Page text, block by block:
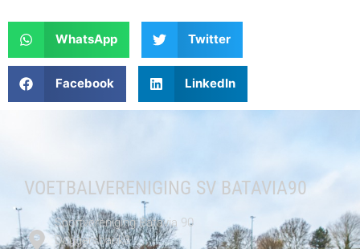
WhatsApp Twitter
Facebook LinkedIn
VOETBALVERENIGING SV BATAVIA90
Sportvereniging Batavia 90
Doggersbank3